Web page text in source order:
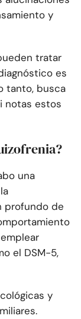
y
tratar
es
tanto, busca
notas estos
una
profundo de
el DSM-5,
y